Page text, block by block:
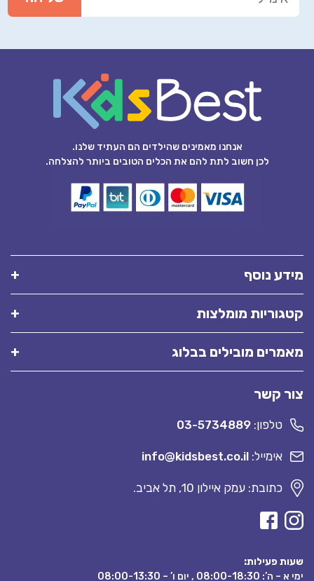
אנחנו מאמינים שהילדים הם העתיד שלנו.
לכן חשוב לתת להם את הכלים הטובים ביותר להצלחה.
מידע נוסף
קטגוריות מומלצות
מאמרים מובילים בבלוג
צור קשר
טלפון: 03-5734889
אימייל: info@kidsbest.co.il
כתובת: עמק איילון 10, תל אביב.
שעות פעילות:
ימי א – ה’: 08:00-18:30 , יום ו’ – 08:00-13:30